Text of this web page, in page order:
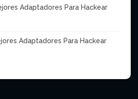
Adaptadores Para Hackear
Adaptadores Para Hackear